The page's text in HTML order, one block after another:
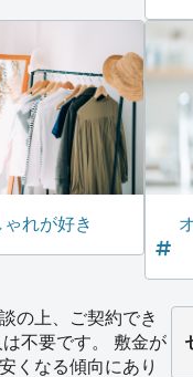
れが好き
の上、ご契約でき
不要です。 敷金が
くなる傾向にあり